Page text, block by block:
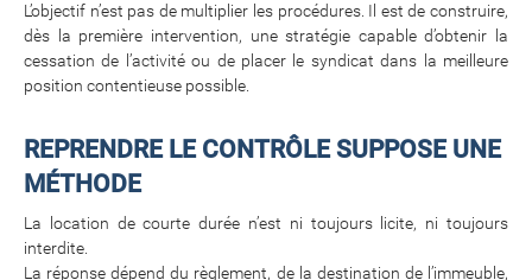
L’objectif n’est pas de multiplier les procédures. Il est de construire,
dès la première intervention, une stratégie capable d’obtenir la
cessation de l’activité ou de placer le syndicat dans la meilleure
position contentieuse possible.
REPRENDRE LE CONTRÔLE SUPPOSE UNE
MÉTHODE
La location de courte durée n’est ni toujours licite, ni toujours
interdite.
La réponse dépend du règlement, de la destination de l’immeuble,